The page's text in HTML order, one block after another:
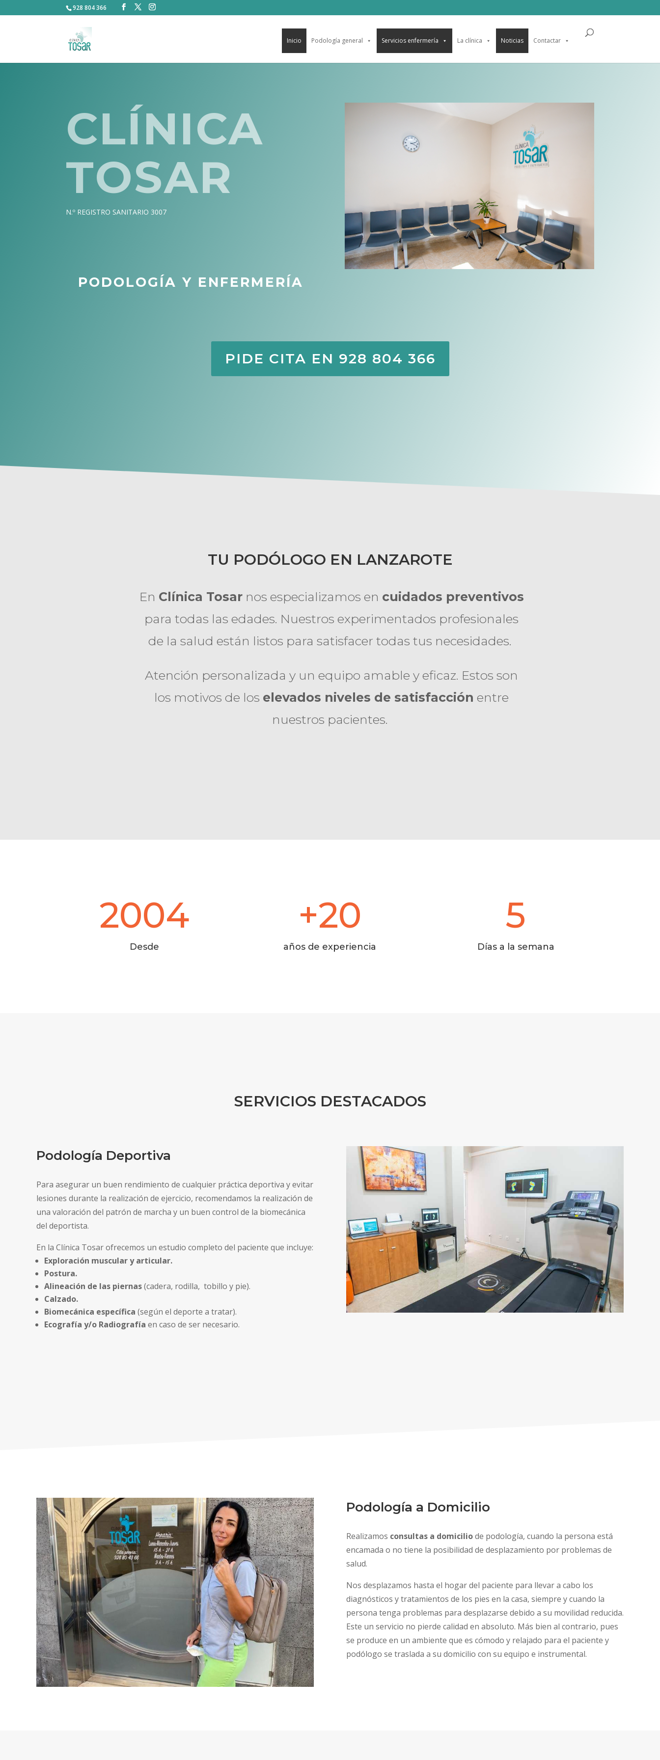
928 804 366
Inicio Podología general Servicios enfermería La clínica Noticias Contactar
CLÍNICA
TOSAR
N.º REGISTRO SANITARIO 3007
PODOLOGÍA Y ENFERMERÍA
PIDE CITA EN 928 804 366
TU PODÓLOGO EN LANZAROTE
En Clínica Tosarnos especializamos en cuidados preventivos
para todas las edades. Nuestros experimentados profesionales
de la salud están listos para satisfacer todas tus necesidades.
Atención personalizada y un equipo amable y eficaz. Estos son
los motivos de los elevados niveles de satisfacción entre
nuestros pacientes.
2004
Desde
+20
años de experiencia
5
Días a la semana
SERVICIOS DESTACADOS
Podología Deportiva
Para asegurar un buen rendimiento de cualquier práctica deportiva y evitar
lesiones durante la realización de ejercicio, recomendamos la realización de
una valoración del patrón de marcha y un buen control de la biomecánica
del deportista.
En la Clínica Tosar ofrecemos un estudio completo del paciente que incluye:
Exploración muscular y articular.
Postura.
Alineación de las piernas(cadera, rodilla, tobillo y pie).
Calzado.
Biomecánica específica (según el deporte a tratar).
Ecografía y/o Radiografía en caso de ser necesario.
Podología a Domicilio
Realizamos consultas a domiciliode podología, cuando la persona está
encamada o no tiene la posibilidad de desplazamiento por problemas de
salud.
Nos desplazamos hasta el hogar del paciente para llevar a cabo los
diagnósticos y tratamientos de los pies en la casa, siempre y cuando la
persona tenga problemas para desplazarse debido a su movilidad reducida.
Este un servicio no pierde calidad en absoluto. Más bien al contrario, pues
se produce en un ambiente que es cómodo y relajado para el paciente y
podólogo se traslada a su domicilio con su equipo e instrumental.